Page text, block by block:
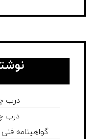
درب
درب
گواهینامه فنی